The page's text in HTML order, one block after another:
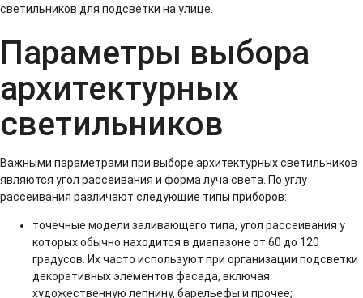
светильников для подсветки на улице.
Параметры выбора
архитектурных
светильников
Важными параметрами при выборе архитектурных светильников
являются угол рассеивания и форма луча света. По углу
рассеивания различают следующие типы приборов:
точечные модели заливающего типа, угол рассеивания у
которых обычно находится в диапазоне от 60 до 120
градусов. Их часто используют при организации подсветки
декоративных элементов фасада, включая
художественную лепнину, барельефы и прочее;